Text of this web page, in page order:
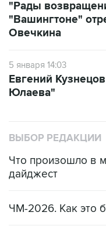
"Рады
"Вашингтоне"
Овечкина
5 января 14:03
Евгений
Юлаева"
ВЫБОР РЕДАКЦИИ
Что произошло в
дайджест
ЧМ-2026. Как это